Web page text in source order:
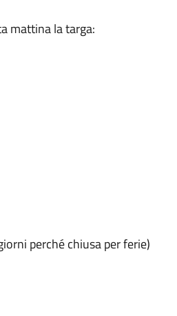
mattina la targa:
perché chiusa per ferie)